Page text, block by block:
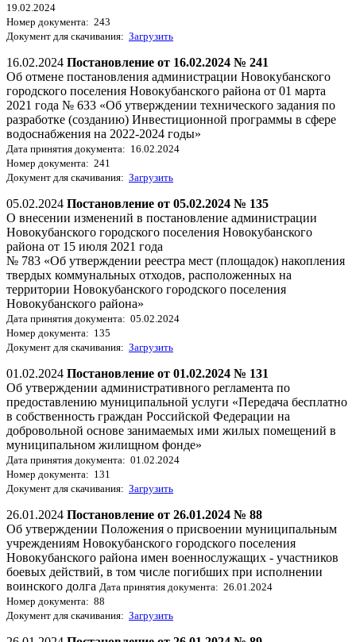
19.02.2024
Номер документа: 243
Документ для скачивания: Загрузить
16.02.2024 Постановление от 16.02.2024 № 241
Об отмене постановления администрации Новокубанского
городского поселения Новокубанского района от 01 марта
2021 года № 633 «Об утверждении технического задания по
разработке (созданию) Инвестиционной программы в сфере
водоснабжения на 2022-2024 годы»
Дата принятия документа: 16.02.2024
Номер документа: 241
Документ для скачивания: Загрузить
05.02.2024 Постановление от 05.02.2024 № 135
О внесении изменений в постановление администрации
Новокубанского городского поселения Новокубанского
района от 15 июля 2021 года
№ 783 «Об утверждении реестра мест (площадок) накопления
твердых коммунальных отходов, расположенных на
территории Новокубанского городского поселения
Новокубанского района»
Дата принятия документа: 05.02.2024
Номер документа: 135
Документ для скачивания: Загрузить
01.02.2024 Постановление от 01.02.2024 № 131
Об утверждении административного регламента по
предоставлению муниципальной услуги «Передача бесплатно
в собственность граждан Российской Федерации на
добровольной основе занимаемых ими жилых помещений в
муниципальном жилищном фонде»
Дата принятия документа: 01.02.2024
Номер документа: 131
Документ для скачивания: Загрузить
26.01.2024 Постановление от 26.01.2024 № 88
Об утверждении Положения о присвоении муниципальным
учреждениям Новокубанского городского поселения
Новокубанского района имен военнослужащих - участников
боевых действий, в том числе погибших при исполнении
воинского долга Дата принятия документа: 26.01.2024
Номер документа: 88
Документ для скачивания: Загрузить